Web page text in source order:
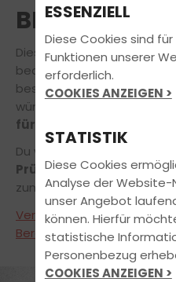
BESTANDEN
Diesefröhlichen
bedeuten: Sie haben bei
bestanden! Wir gratulieren
wünschen Euch
alles
für die Zukunft.
Du willst genauso
Prüfung kommen?Wir
zum Führerschein!
Vereinbare noch heute
Beratungstermin
ESSENZIELL
Diese Cookies sind
Funktionen unserer
erforderlich.
COOKIES ANZEIGEN >
STATISTIK
Diese Cookies
Analyse der Website-
unser Angebot
können. Hierfür
statistische
Personenbezug
COOKIES ANZEIGEN >